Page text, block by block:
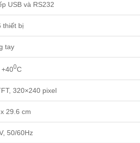
USB và RS232
thiết bị
tay
0C
320×240 pixel
29.6 cm
50/60Hz